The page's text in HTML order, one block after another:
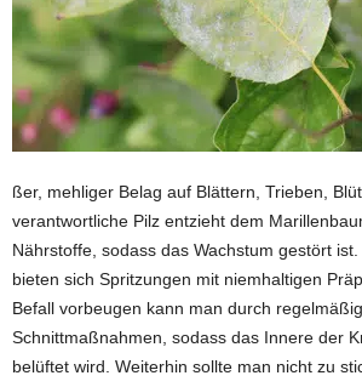
ßer, mehliger Belag auf Blättern, Trieben,
verantwortliche Pilz entzieht dem
Nährstoffe, sodass das Wachstum gestört
bieten sich Spritzungen mit niemhaltigen
Befall vorbeugen kann man durch
Schnittmaßnahmen, sodass das Innere der
belüftet wird. Weiterhin sollte man nicht zu